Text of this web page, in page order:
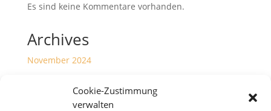
Cookie-Zustimmung
verwalten
Es sind keine Kommentare vorhanden.
Archives
November 2024
Januar 2023